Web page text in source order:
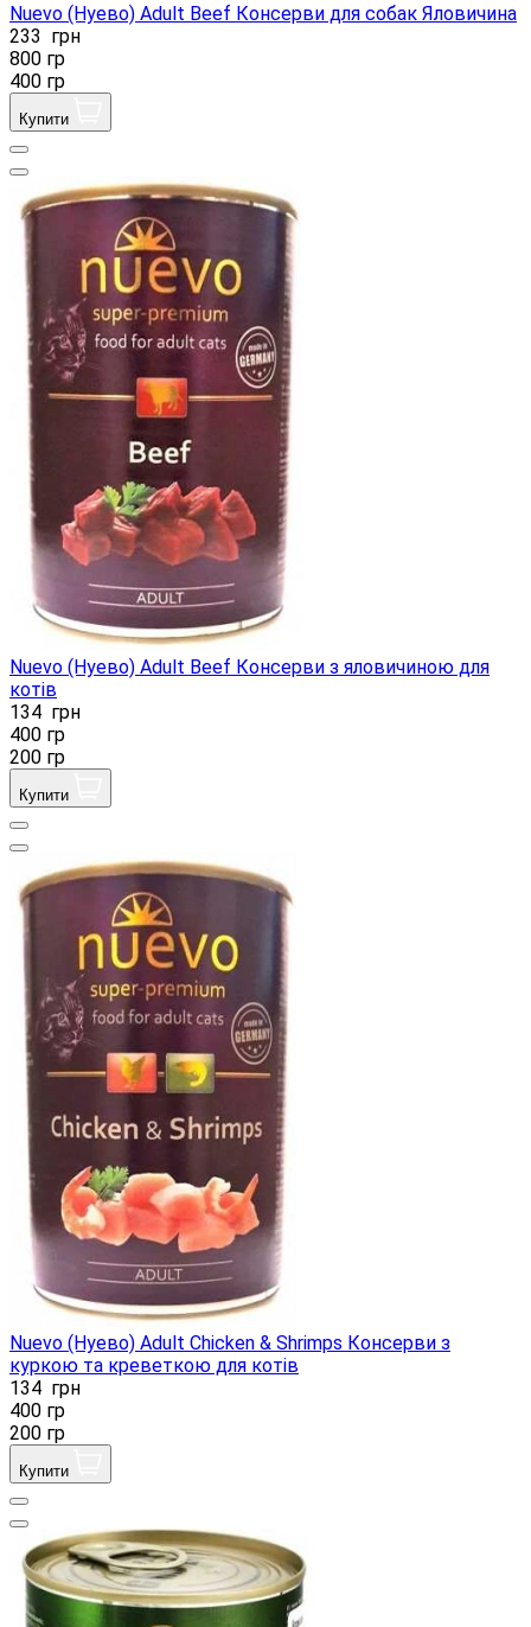
Nuevo (Нуево) Adult Beef Консерви для собак Яловичина
233 грн
800 гр
400 гр
Купити
Nuevo (Нуево) Adult Beef Консерви з яловичиною для
котів
134 грн
400 гр
200 гр
Купити
Nuevo (Нуево) Adult Chicken & Shrimps Консерви з
куркою та креветкою для котів
134 грн
400 гр
200 гр
Купити